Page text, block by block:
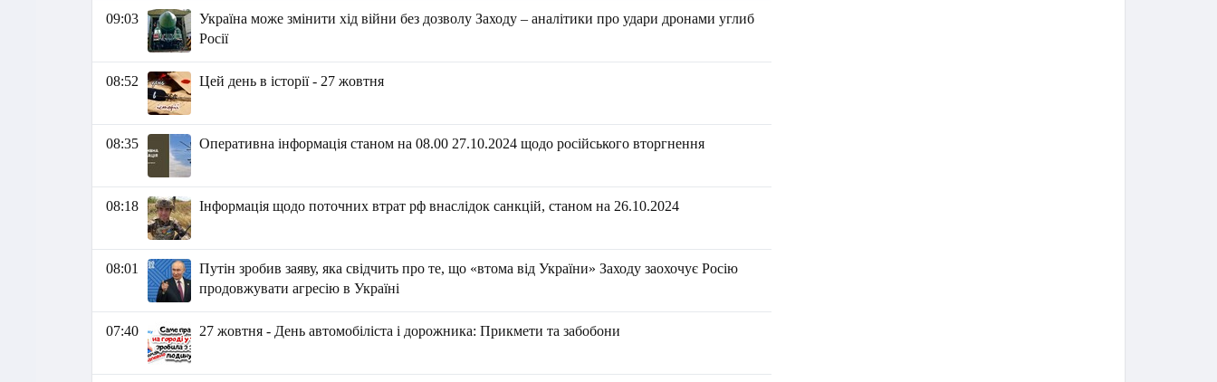
09:03
Україна може змінити хід війни без дозволу Заходу – аналітики про удари дронами углиб
Росії
08:52 Цей день в історії - 27 жовтня
08:35 Оперативна інформація станом на 08.00 27.10.2024 щодо російського вторгнення
08:18 Інформація щодо поточних втрат рф внаслідок санкцій, станом на 26.10.2024
08:01
Путін зробив заяву, яка свідчить про те, що «втома від України» Заходу заохочує Росію
продовжувати агресію в Україні
07:40 27 жовтня - День автомобіліста і дорожника: Прикмети та забобони